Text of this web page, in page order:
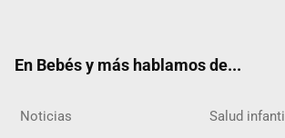
En Bebés y más hablamos de...
Noticias Salud infantil